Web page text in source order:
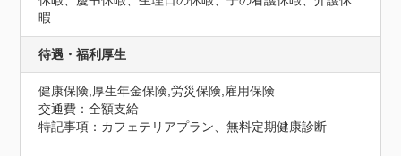
暇
待遇・福利厚生
健康保険,厚生年金保険,労災保険,雇用保険
交通費：全額支給
特記事項：カフェテリアプラン、無料定期健康診断